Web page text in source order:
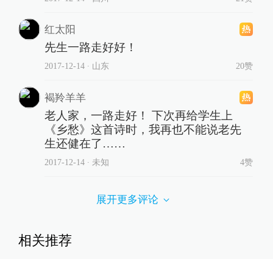
红太阳
先生一路走好好！
2017-12-14∙ 山东 20赞
褐羚羊羊
老人家，一路走好！ 下次再给学生上
《乡愁》这首诗时，我再也不能说老先
生还健在了……
2017-12-14∙ 未知 4赞
展开更多评论
相关推荐